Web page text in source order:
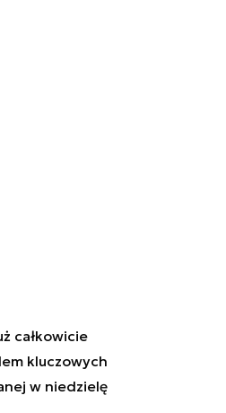
całkowicie
kluczowych
w niedzielę